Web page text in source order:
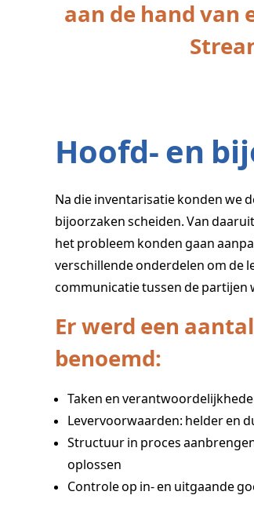
aan de hand van
Hoofd- en
Na die inventarisatie konden we
bijoorzaken scheiden. Van
het probleem konden gaan
verschillende onderdelen om de
communicatie tussen de partijen
Er werd een
benoemd:
Taken en
Levervoorwaarden: helder en
Structuur in proces
oplossen
Controle op in- en uitgaande